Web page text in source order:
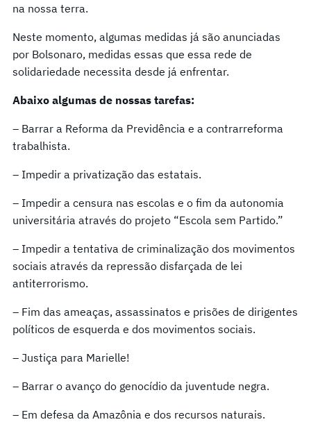
na nossa terra.
Neste momento, algumas medidas já são anunciadas
por Bolsonaro, medidas essas que essa rede de
solidariedade necessita desde já enfrentar.
Abaixo algumas de nossas tarefas:
– Barrar a Reforma da Previdência e a contrarreforma
trabalhista.
– Impedir a privatização das estatais.
– Impedir a censura nas escolas e o fim da autonomia
universitária através do projeto “Escola sem Partido.”
– Impedir a tentativa de criminalização dos movimentos
sociais através da repressão disfarçada de lei
antiterrorismo.
– Fim das ameaças, assassinatos e prisões de dirigentes
políticos de esquerda e dos movimentos sociais.
– Justiça para Marielle!
– Barrar o avanço do genocídio da juventude negra.
– Em defesa da Amazônia e dos recursos naturais.